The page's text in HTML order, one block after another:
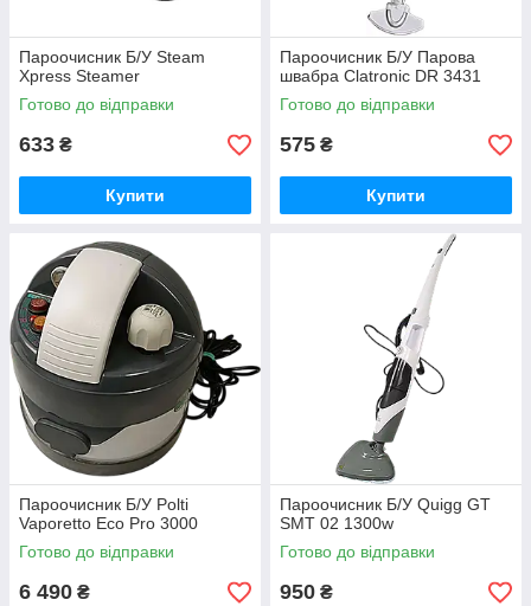
Пароочисник Б/У Steam
Xpress Steamer
Готово до відправки
633 ₴
Купити
Пароочисник Б/У Парова
швабра Clatronic DR 3431
Готово до відправки
575 ₴
Купити
Пароочисник Б/У Polti
Vaporetto Eco Pro 3000
Готово до відправки
6 490 ₴
Пароочисник Б/У Quigg GT
SMT 02 1300w
Готово до відправки
950 ₴